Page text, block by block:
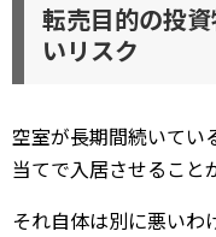
転売目的の投
いリスク
空室が長期間続いてい
当てで入居させること
それ自体は別に悪いわ